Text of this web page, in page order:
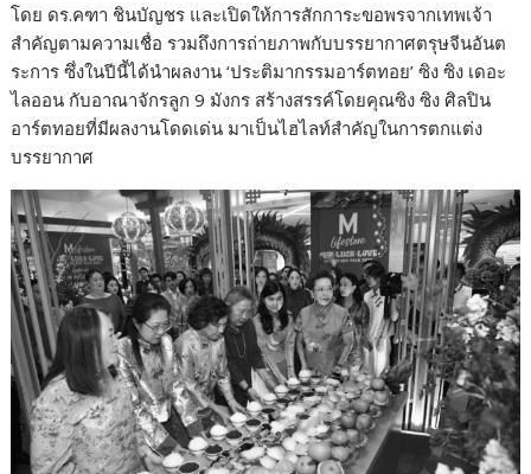
โดย ดร.คฑา ชินบัญชร และเปิดให้การสักการะขอพรจากเทพเจ้า
สำคัญตามความเชื่อ รวมถึงการถ่ายภาพกับบรรยากาศตรุษจีนอันต
ระการ ซึ่งในปีนี้ได้นำผลงาน ‘ประติมากรรมอาร์ตทอย’ ซิง ซิง เดอะ
ไลออน กับอาณาจักรลูก 9 มังกร สร้างสรรค์โดยคุณซิง ซิง ศิลปิน
อาร์ตทอยที่มีผลงานโดดเด่น มาเป็นไฮไลท์สำคัญในการตกแต่ง
บรรยากาศ